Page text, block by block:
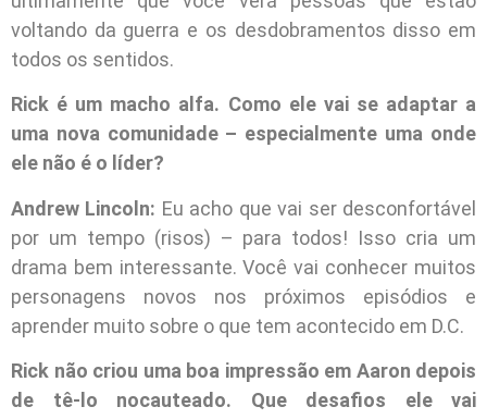
voltando da guerra e os desdobramentos disso em
todos os sentidos.
Rick é um macho alfa. Como ele vai se adaptar a
uma nova comunidade – especialmente uma onde
ele não é o líder?
Andrew Lincoln: Eu acho que vai ser desconfortável
por um tempo (risos) – para todos! Isso cria um
drama bem interessante. Você vai conhecer muitos
personagens novos nos próximos episódios e
aprender muito sobre o que tem acontecido em D.C.
Rick não criou uma boa impressão em Aaron depois
de tê-lo nocauteado. Que desafios ele vai